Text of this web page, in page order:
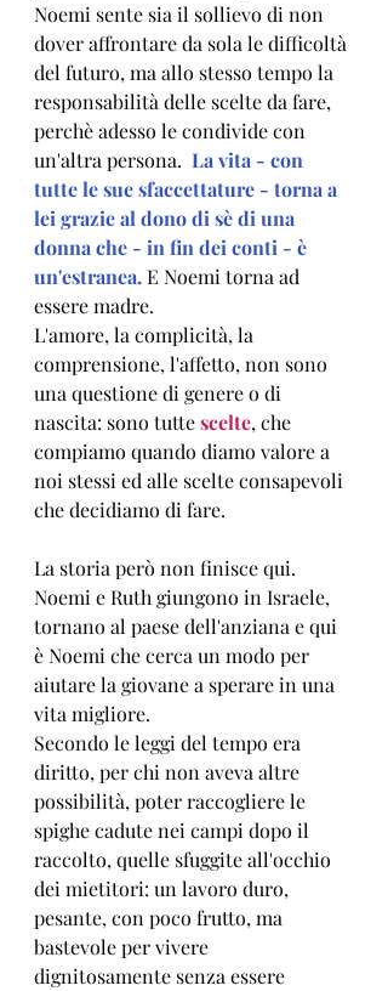
Noemi sente sia il sollievo di non
dover affrontare da sola le difficoltà
del futuro, ma allo stesso tempo la
responsabilità delle scelte da fare,
perchè adesso le condivide con
un'altra persona. La vita - con
tutte le sue sfaccettature - torna a
lei grazie al dono di sè di una
donna che - in fin dei conti - è
un'estranea. E Noemi torna ad
essere madre.
L'amore, la complicità, la
comprensione, l'affetto, non sono
una questione di genere o di
nascita: sono tutte scelte, che
compiamo quando diamo valore a
noi stessi ed alle scelte consapevoli
che decidiamo di fare.
La storia però non finisce qui.
Noemi e Ruth giungono in Israele,
tornano al paese dell'anziana e qui
è Noemi che cerca un modo per
aiutare la giovane a sperare in una
vita migliore.
Secondo le leggi del tempo era
diritto, per chi non aveva altre
possibilità, poter raccogliere le
spighe cadute nei campi dopo il
raccolto, quelle sfuggite all'occhio
dei mietitori: un lavoro duro,
pesante, con poco frutto, ma
bastevole per vivere
dignitosamente senza essere